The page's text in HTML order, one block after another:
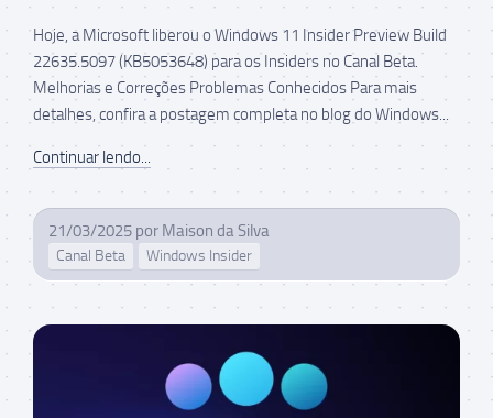
Hoje, a Microsoft liberou o Windows 11 Insider Preview Build
22635.5097 (KB5053648) para os Insiders no Canal Beta.
Melhorias e Correções Problemas Conhecidos Para mais
detalhes, confira a postagem completa no blog do Windows...
Continuar lendo...
21/03/2025 por Maison da Silva
Canal Beta Windows Insider